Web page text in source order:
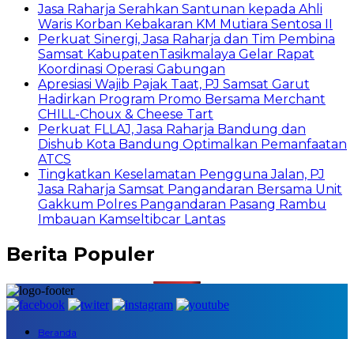
Jasa Raharja Serahkan Santunan kepada Ahli
Waris Korban Kebakaran KM Mutiara Sentosa II
Perkuat Sinergi, Jasa Raharja dan Tim Pembina
Samsat KabupatenTasikmalaya Gelar Rapat
Koordinasi Operasi Gabungan
Apresiasi Wajib Pajak Taat, PJ Samsat Garut
Hadirkan Program Promo Bersama Merchant
CHILL-Choux & Cheese Tart
Perkuat FLLAJ, Jasa Raharja Bandung dan
Dishub Kota Bandung Optimalkan Pemanfaatan
ATCS
Tingkatkan Keselamatan Pengguna Jalan, PJ
Jasa Raharja Samsat Pangandaran Bersama Unit
Gakkum Polres Pangandaran Pasang Rambu
Imbauan Kamseltibcar Lantas
Berita Populer
Beranda